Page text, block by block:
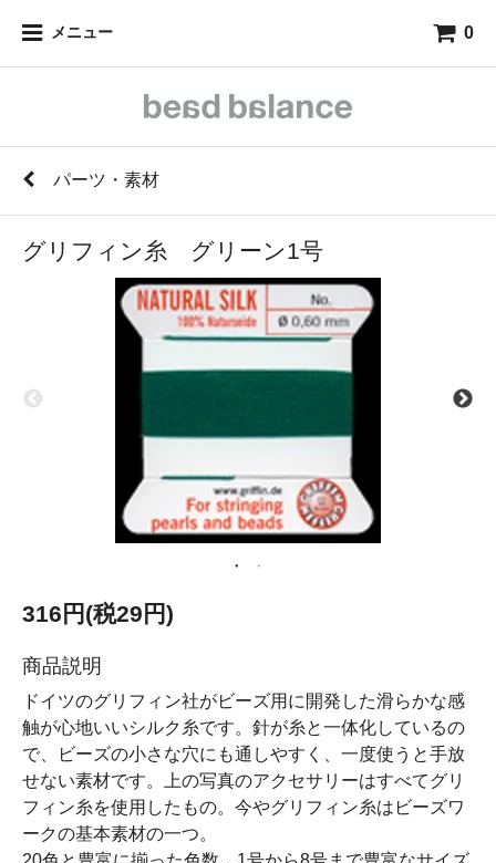
メニュー 0
パーツ・素材
グリフィン糸 グリーン1号
316円(税29円)
商品説明
ドイツのグリフィン社がビーズ用に開発した滑らかな感
触が心地いいシルク糸です。針が糸と一体化しているの
で、ビーズの小さな穴にも通しやすく、一度使うと手放
せない素材です。上の写真のアクセサリーはすべてグリ
フィン糸を使用したもの。今やグリフィン糸はビーズワ
ークの基本素材の一つ。